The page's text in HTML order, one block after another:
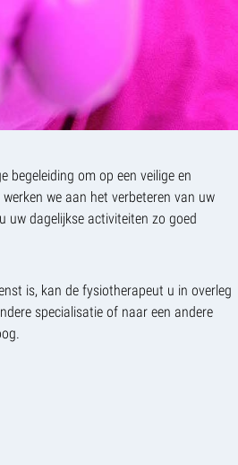
van fysieke fitheid tijdens
van kanker en de verschillende
op uw persoonlijke situatie,
begeleiding om op een veilige en
we aan het verbeteren van uw
uw dagelijkse activiteiten zo goed
is, kan de fysiotherapeut u in overleg
specialisatie of naar een andere